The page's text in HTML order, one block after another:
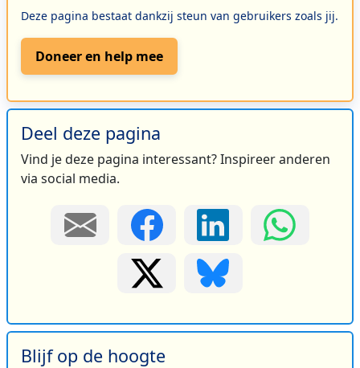
Deze pagina bestaat dankzij steun van gebruikers zoals jij.
Doneer en help mee
Deel deze pagina
Vind je deze pagina interessant? Inspireer anderen
via social media.
Blijf op de hoogte